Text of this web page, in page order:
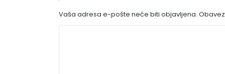
Vaša adresa e-pošte neće biti objavljena.